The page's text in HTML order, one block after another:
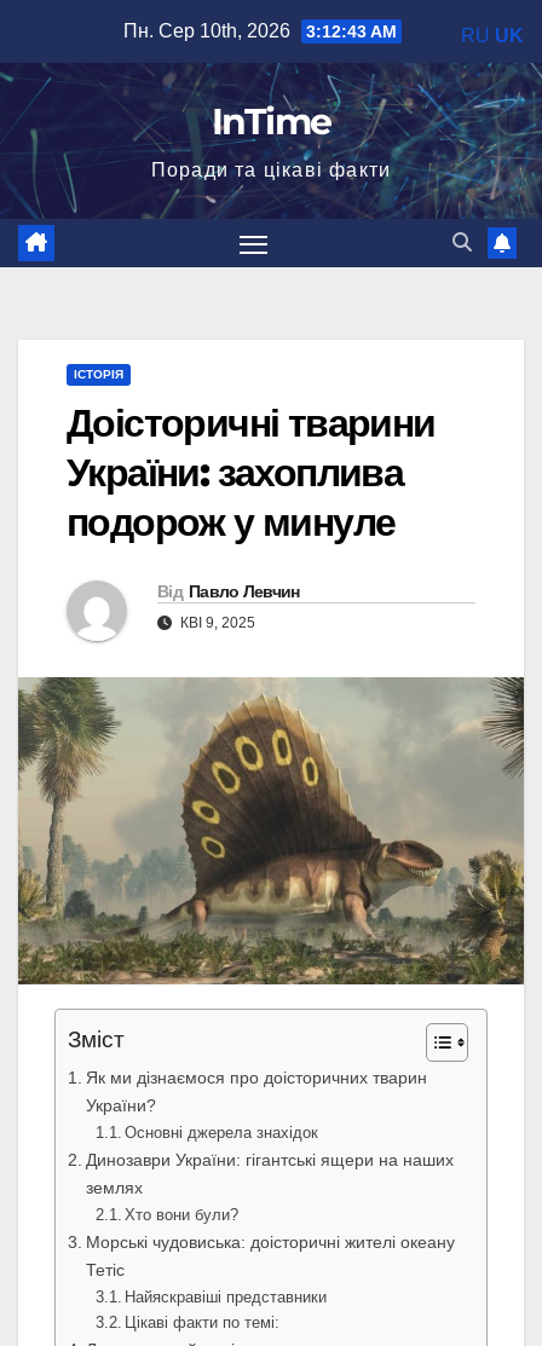
вмісту
Пн. Сер 10th, 2026 3:12:44 AM
InTime
Поради та цікаві факти
ІСТОРІЯ
Доісторичні тварини
України: захоплива
подорож у минуле
Від Павло Левчин
КВІ 9, 2025
Зміст
Як ми дізнаємося про доісторичних тварин
України?
Основні джерела знахідок
Динозаври України: гігантські ящери на наших
землях
Хто вони були?
Морські чудовиська: доісторичні жителі океану
Тетіс
Найяскравіші представники
Цікаві факти по темі:
RU UK